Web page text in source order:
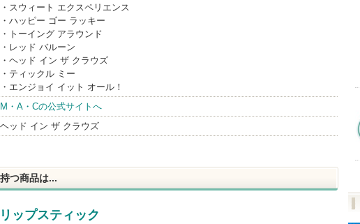
・スウィート エクスペリエンス
・ハッピー ゴー ラッキー
・トーイング アラウンド
・レッド バルーン
・ヘッド イン ザ クラウズ
・ティックル ミー
・エンジョイ イット オール！
M・A・Cの公式サイトへ
ヘッド イン ザ クラウズ
つ商品は...
リップスティック